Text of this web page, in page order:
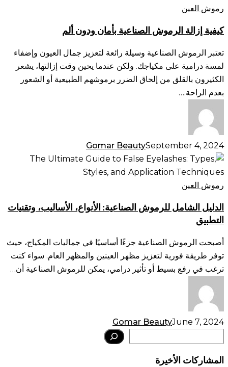
الرموش
بأمان
ألم
رموش العين
كيفية إزالة الرموش الصناعية بأمان ودون ألم
تعتبر الرموش الصناعية وسيلة رائعة لتعزيز جمال العيون وإضفاء
لمسة درامية على مكياجك. ولكن عندما يحين وقت إزالتها، يشعر
الكثيرون بالقلق من إلحاق الضرر برموشهم الطبيعية أو الشعور
بعدم الراحة.…
Gomar BeautySeptember 4, 2024
الدليل
الشامل
للرموش
الأنواع،
الأساليب،
وتقنيات
التطبيق
رموش العين
الدليل الشامل للرموش الصناعية: الأنواع، الأساليب، وتقنيات
التطبيق
أصبحت الرموش الصناعية جزءًا أساسيًا في جماليات المكياج، حيث
توفر طريقة فورية لتعزيز مظهر العينين والمظهر العام. سواء كنت
ترغب في رفع بسيط أو تأثير درامي، يمكن للرموش الصناعية أن…
Gomar BeautyJune 7, 2024
المشاركات الأخيرة